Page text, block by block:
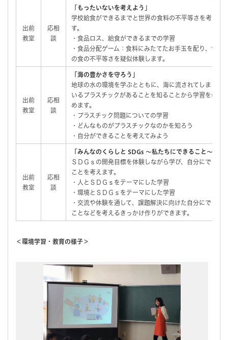
出前
教室
応相
談
「もったいないを考えよう」
学校給食ができるまでと世界の食料の不平等さを考えま
す。
・食品ロス、給食ができるまでの学習
・食品分配ゲーム：食料にみたてたお手玉を配り、世界
の食の不平等さを疑似体験します。
出前
教室
応相
談
「海の豊かさを守ろう」
地球の水の環境を学ぶとともに、海に流されてしまって
いるプラスチックがあることを知ることから学習をはじ
めます。
・プラスチック問題についての学習
・どんなものがプラスチックなのかを知ろう
・自分ができることを考えてみよう
出前
教室
応相
談
「みんなのくらしと SDGs ～私たちにできること～ 」
ＳＤＧｓの開発目標を体験しながら学び、自分にできる
ことを考えます。
・人とＳＤＧｓをテーマにした学習
・環境とＳＤＧｓをテーマにした学習
・交流や体験を通して、課題解決に向けた自分にできる
ことなどを考えるきっかけ作りができます。
＜環境学習・教育の様子＞